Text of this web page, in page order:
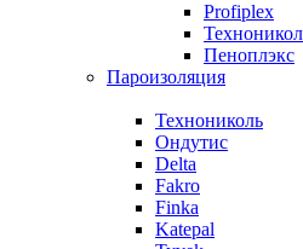
Profiplex
Пеноплэкс
Пароизоляция
Технониколь
Ондутис
Delta
Fakro
Finka
Katepal